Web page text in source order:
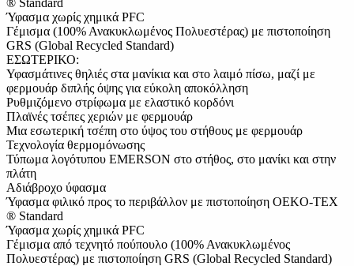
® Standard
Ύφασμα χωρίς χημικά PFC
Γέμισμα (100% Ανακυκλωμένος Πολυεστέρας) με πιστοποίηση
GRS (Global Recycled Standard)
ΕΣΩΤΕΡΙΚΟ:
Υφασμάτινες θηλιές στα μανίκια και στο λαιμό πίσω, μαζί με
φερμουάρ διπλής όψης για εύκολη αποκόλληση
Ρυθμιζόμενο στρίφωμα με ελαστικό κορδόνι
Πλαϊνές τσέπες χεριών με φερμουάρ
Μια εσωτερική τσέπη στο ύψος του στήθους με φερμουάρ
Τεχνολογία θερμομόνωσης
Τύπωμα λογότυπου EMERSON στο στήθος, στο μανίκι και στην
πλάτη
Αδιάβροχο ύφασμα
Ύφασμα φιλικό προς το περιβάλλον με πιστοποίηση OEKO-TEX
® Standard
Ύφασμα χωρίς χημικά PFC
Γέμισμα από τεχνητό πούπουλο (100% Ανακυκλωμένος
Πολυεστέρας) με πιστοποίηση GRS (Global Recycled Standard)